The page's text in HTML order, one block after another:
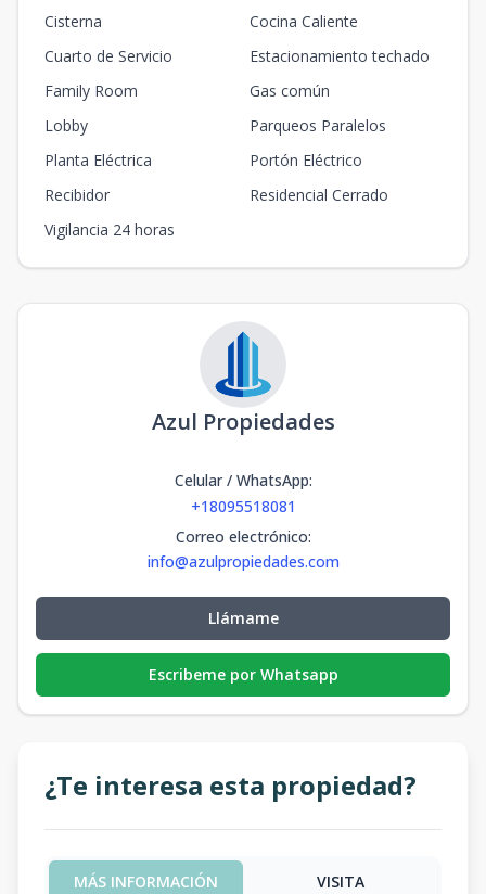
Cisterna
Cocina Caliente
Cuarto de Servicio
Estacionamiento techado
Family Room
Gas común
Lobby
Parqueos Paralelos
Planta Eléctrica
Portón Eléctrico
Recibidor
Residencial Cerrado
Vigilancia 24 horas
Azul Propiedades
Celular / WhatsApp:
+18095518081
Correo electrónico:
info@azulpropiedades.com
Llámame
Escribeme por Whatsapp
¿Te interesa esta propiedad?
MÁS INFORMACIÓN VISITA